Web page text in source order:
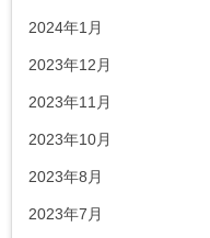
2024年1月
2023年12月
2023年11月
2023年10月
2023年8月
2023年7月